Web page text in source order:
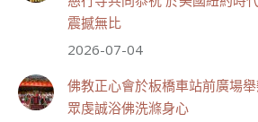
55 28 則留言
震撼無比
2026-07-04
佛教正心會於板橋車站前廣場
眾虔誠浴佛洗滌身心